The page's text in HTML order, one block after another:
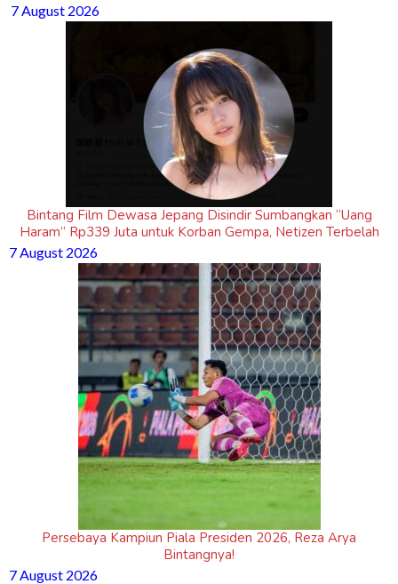
7 August 2026
Bintang Film Dewasa Jepang Disindir Sumbangkan “Uang
Haram” Rp339 Juta untuk Korban Gempa, Netizen Terbelah
7 August 2026
Persebaya Kampiun Piala Presiden 2026, Reza Arya
Bintangnya!
7 August 2026